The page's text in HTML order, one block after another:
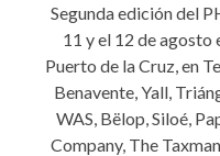
Segunda edición del
11 y el 12 de agosto
Puerto de la Cruz, en
Benavente, Yall,
WAS, Bëlop, Siloé,
Company, The